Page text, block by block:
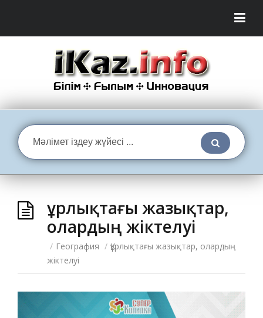
Құрлықтағы жазықтар,
олардың жіктелуі
/ География / Құрлықтағы жазықтар, олардың
жіктелуі